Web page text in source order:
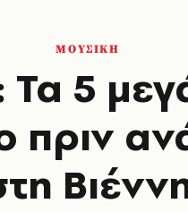
ΜΟΥΣΙΚΗ
5
πριν